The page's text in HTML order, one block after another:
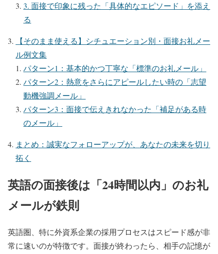
3. 面接で印象に残った「具体的なエピソード」を添え
る
【そのまま使える】シチュエーション別・面接お礼メー
ル例文集
パターン1：基本的かつ丁寧な「標準のお礼メール」
パターン2：熱意をさらにアピールしたい時の「志望
動機強調メール」
パターン3：面接で伝えきれなかった「補足がある時
のメール」
まとめ：誠実なフォローアップが、あなたの未来を切り
拓く
英語の面接後は「24時間以内」のお礼
メールが鉄則
英語圏、特に外資系企業の採用プロセスはスピード感が非
常に速いのが特徴です。面接が終わったら、相手の記憶が